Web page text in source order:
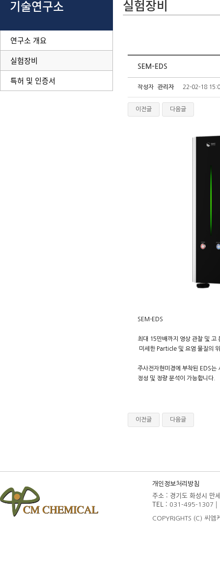
기술연구소
연구소 개요
실험장비
특허 및 인증서
실험장비
SEM-EDS
작성자 관리자 22-02-18
이전글 다음글
SEM-EDS
최대 15만배까지 영상 관찰 및
미세한 Particle 및 요염 물질의
주사전자현미경에 부착된 EDS는
정성 및 정량 분석이 가능합니다.
이전글 다음글
개인정보처리방침
주소 : 경기도 화성시 만
TEL : 031-495-1307 |
COPYRIGHTS (C) 씨엠